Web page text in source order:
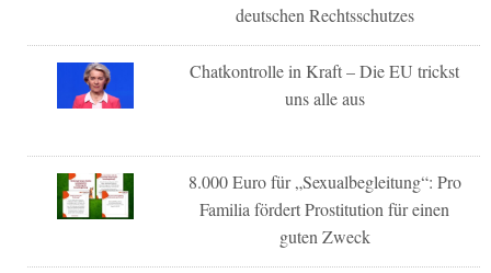
deutschen Rechtsschutzes
Chatkontrolle in Kraft – Die EU trickst
uns alle aus
8.000 Euro für „Sexualbegleitung“: Pro
Familia fördert Prostitution für einen
guten Zweck